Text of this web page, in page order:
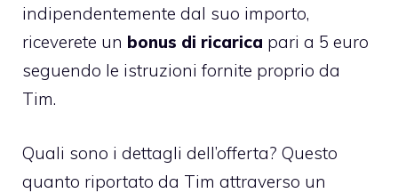
indipendentemente dal suo importo,
riceverete un bonus di ricarica pari a 5 euro
seguendo le istruzioni fornite proprio da
Tim.
Quali sono i dettagli dell’offerta? Questo
quanto riportato da Tim attraverso un